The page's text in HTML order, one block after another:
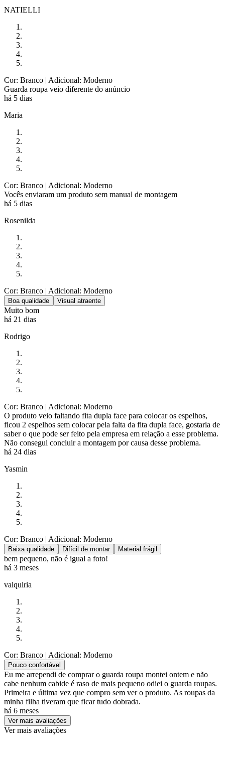
NATIELLI
Cor: Branco | Adicional: Moderno
Guarda roupa veio diferente do anúncio
há 5 dias
Maria
Cor: Branco | Adicional: Moderno
Vocês enviaram um produto sem manual de montagem
há 5 dias
Rosenilda
Cor: Branco | Adicional: Moderno
Boa qualidade Visual atraente
Muito bom
há 21 dias
Rodrigo
Cor: Branco | Adicional: Moderno
O produto veio faltando fita dupla face para colocar os espelhos,
ficou 2 espelhos sem colocar pela falta da fita dupla face, gostaria de
saber o que pode ser feito pela empresa em relação a esse problema.
Não consegui concluir a montagem por causa desse problema.
há 24 dias
Yasmin
Cor: Branco | Adicional: Moderno
Baixa qualidade Difícil de montar Material frágil
bem pequeno, não é igual a foto!
há 3 meses
valquiria
Cor: Branco | Adicional: Moderno
Pouco confortável
Eu me arrependi de comprar o guarda roupa montei ontem e não
cabe nenhum cabide é raso de mais pequeno odiei o guarda roupas.
Primeira e última vez que compro sem ver o produto. As roupas da
minha filha tiveram que ficar tudo dobrada.
há 6 meses
Ver mais avaliações
Ver mais avaliações